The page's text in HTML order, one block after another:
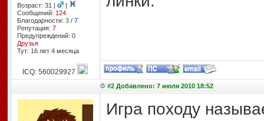
Возраст: 31 |
|
Сообщений: 124
Благодарности: 3/ 7
Репутация: 7
Предупреждений: 0
Друзья
Тут: 16 лет 4 месяцa
ICQ: 560029927
#2 Добавлено: 7 июля 2010 18:52
Игра походу